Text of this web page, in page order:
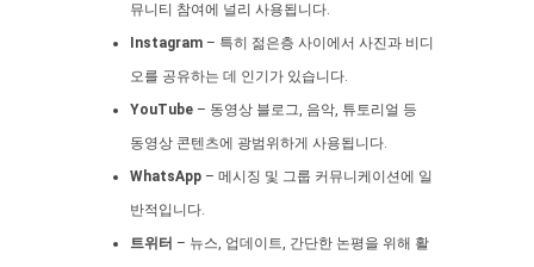
뮤니티 참여에 널리 사용됩니다.
Instagram – 특히 젊은층 사이에서 사진과 비디
오를 공유하는 데 인기가 있습니다.
YouTube – 동영상 블로그, 음악, 튜토리얼 등
동영상 콘텐츠에 광범위하게 사용됩니다.
WhatsApp – 메시징 및 그룹 커뮤니케이션에 일
반적입니다.
트위터 – 뉴스, 업데이트, 간단한 논평을 위해 활